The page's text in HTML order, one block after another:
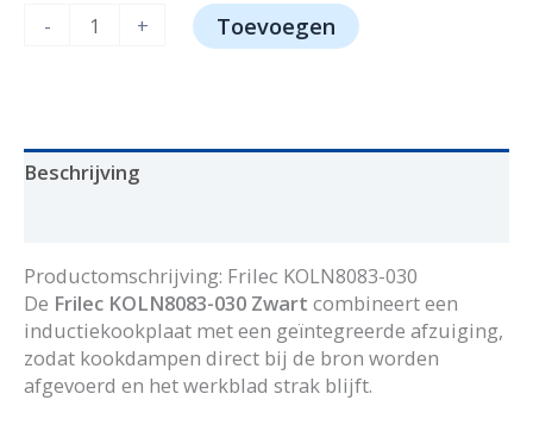
- + Toevoegen
Beschrijving
Productomschrijving: Frilec KOLN8083-030
De Frilec KOLN8083-030 Zwart combineert een
inductiekookplaat met een geïntegreerde afzuiging,
zodat kookdampen direct bij de bron worden
afgevoerd en het werkblad strak blijft.